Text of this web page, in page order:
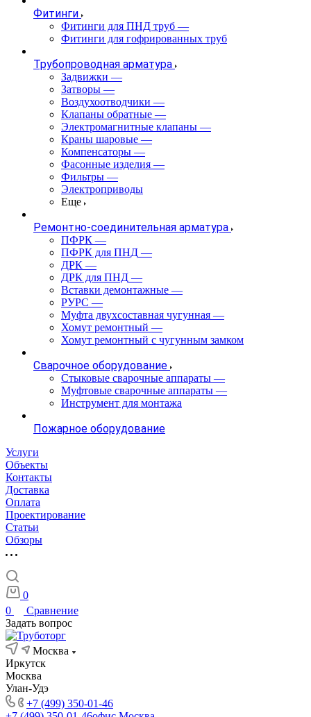
Фитинги
Фитинги для ПНД труб —
Фитинги для гофрированных труб
Трубопроводная арматура
Задвижки —
Затворы —
Воздухоотводчики —
Клапаны обратные —
Электромагнитные клапаны —
Краны шаровые —
Компенсаторы —
Фасонные изделия —
Фильтры —
Электроприводы
Еще
Ремонтно-соединительная арматура
ПФРК —
ПФРК для ПНД —
ДРК —
ДРК для ПНД —
Вставки демонтажные —
РУРС —
Муфта двухсоставная чугунная —
Хомут ремонтный —
Хомут ремонтный с чугунным замком
Сварочное оборудование
Стыковые сварочные аппараты —
Муфтовые сварочные аппараты —
Инструмент для монтажа
Пожарное оборудование
Услуги
Объекты
Контакты
Доставка
Оплата
Проектирование
Статьи
Обзоры
0
0
Сравнение
Задать вопрос
Москва
Иркутск
Москва
Улан-Удэ
+7 (499) 350-01-46